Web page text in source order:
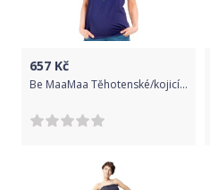
657 Kč
Be MaaMaa Těhotenské/kojicí triko, halenka, KOLIBŘÍK - granát, Velikosti těh. moda M (38)